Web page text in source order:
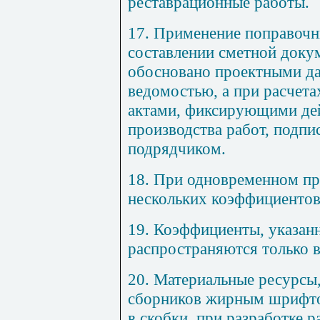
17. Применение
составлении сметной
обосновано проектными
ведомостью, а при
актами, фиксирующими
производства работ,
подрядчиком.
18. При одновременном
нескольких
19. Коэффициенты,
распространяются только
20. Материальные
сборников жирным